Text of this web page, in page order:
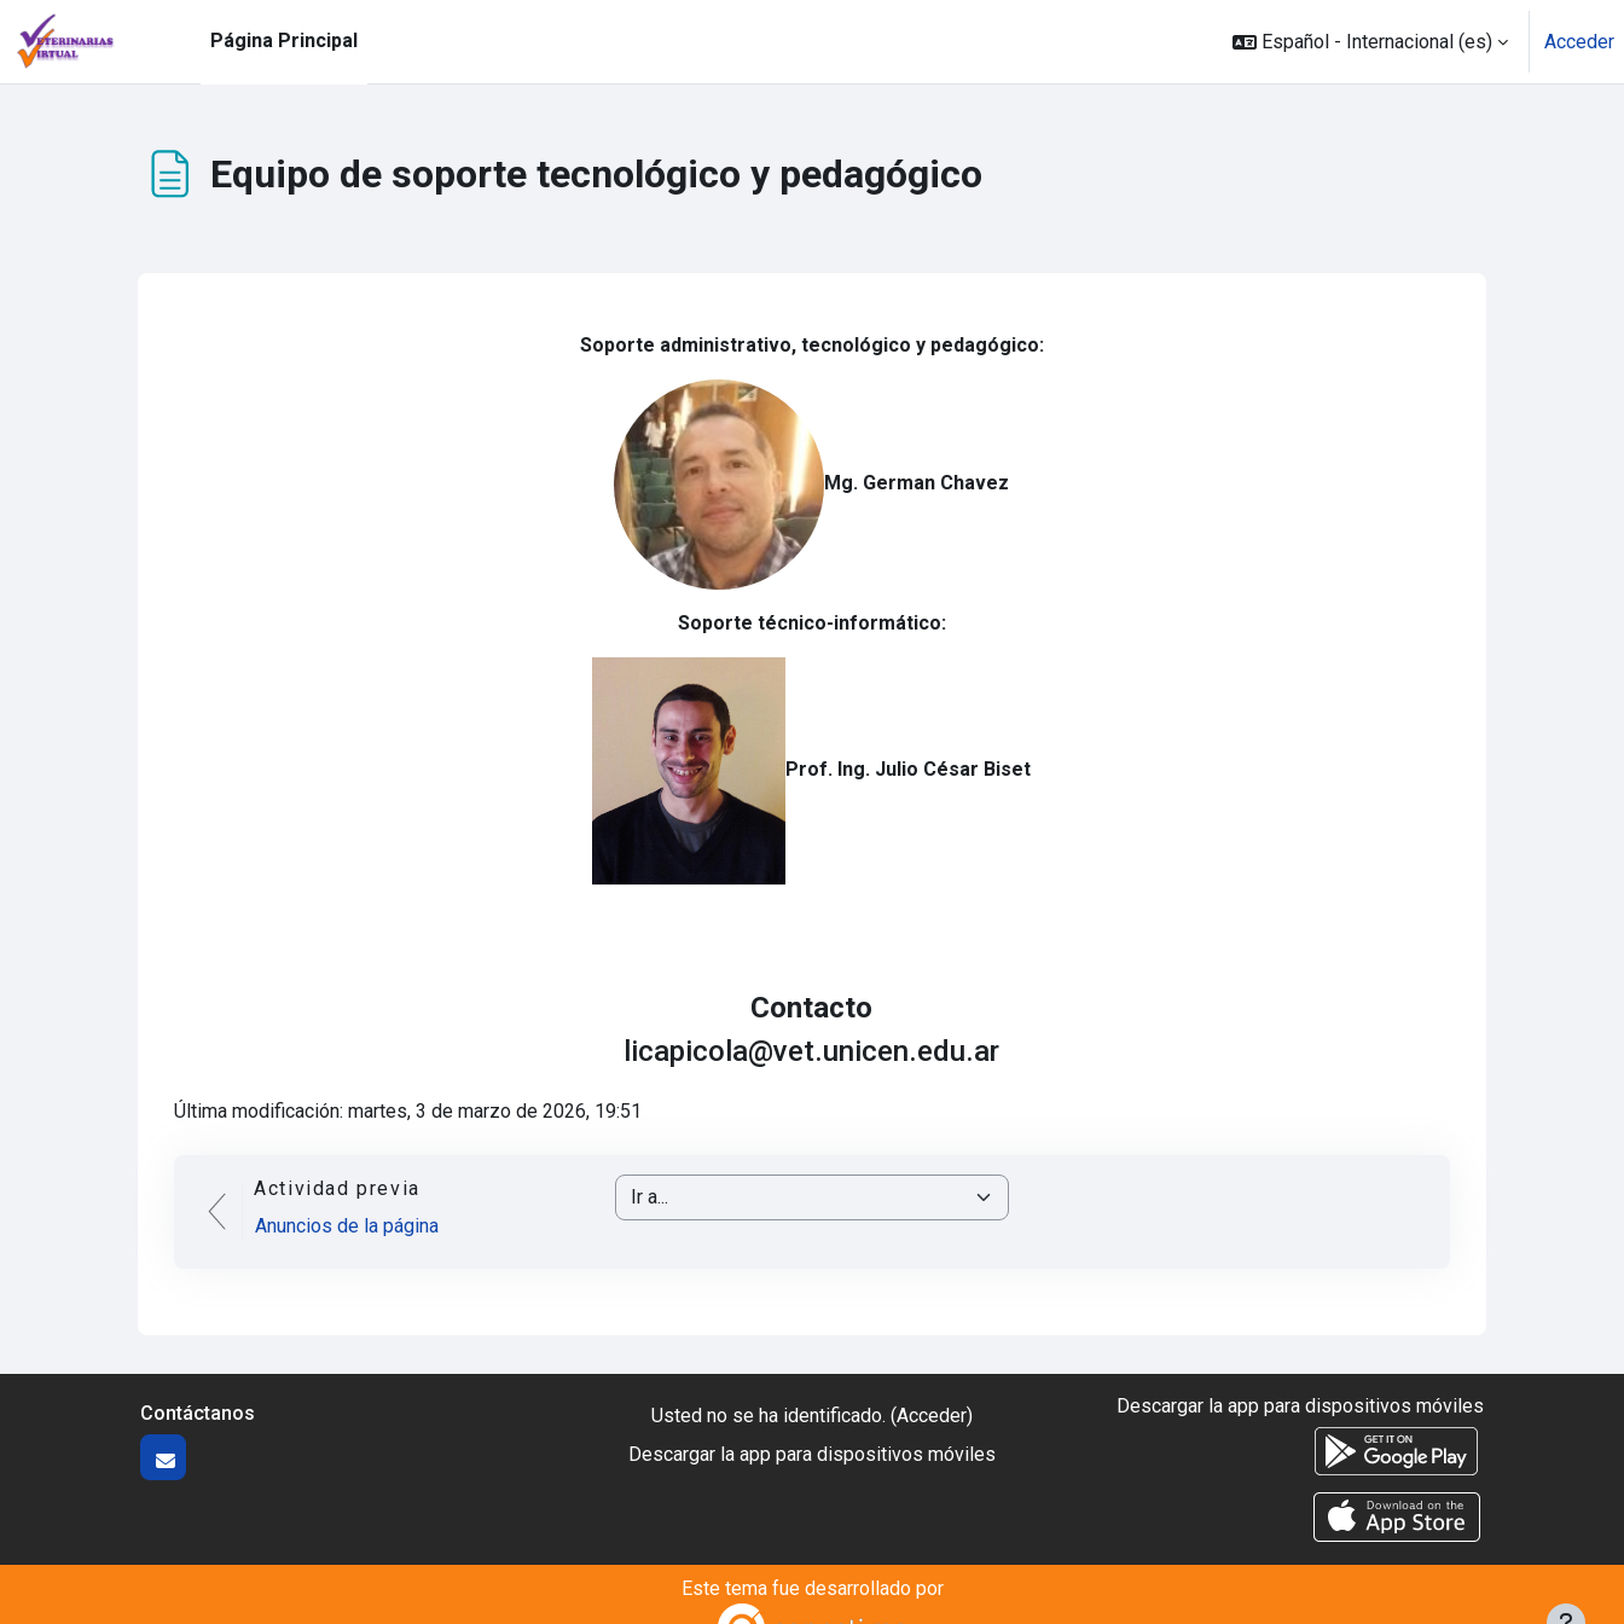
Salta al contenido principal
Página Principal
Español - Internacional ‎(es)‎ Acceder
Equipo de soporte tecnológico y pedagógico
Soporte administrativo, tecnológico y pedagógico:
Mg. German Chavez
Soporte técnico-informático:
Prof. Ing. Julio César Biset
Contacto
licapicola@vet.unicen.edu.ar
Última modificación: martes, 3 de marzo de 2026, 19:51
Actividad previa
Anuncios de la página
Ir a...
Contáctanos Usted no se ha identificado. (Acceder)
Descargar la app para dispositivos móviles
Descargar la app para dispositivos móviles
Este tema fue desarrollado por